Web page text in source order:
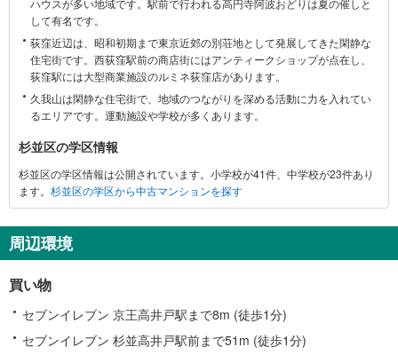
に
す
る
報
して有名です。
荻窪近辺は、昭和初期まで東京近郊の別荘地として発展してきた閑静な
住宅街です。西荻窪駅前の商店街にはアンティークショップが点在し、
荻窪駅には大型商業施設のルミネ荻窪店があります。
久我山は閑静な住宅街で、地域のつながりを深める活動に力を入れてい
るエリアです。運動施設や学校が多くあります。
杉並区の学区情報
杉並区の学区情報は公開されています。小学校が41件、中学校が23件あり
ます。 杉並区の学区から中古マンションを探す
周辺環境
買い物
セブンイレブン 京王高井戸駅まで8m (徒歩1分)
セブンイレブン 杉並高井戸駅前まで51m (徒歩1分)